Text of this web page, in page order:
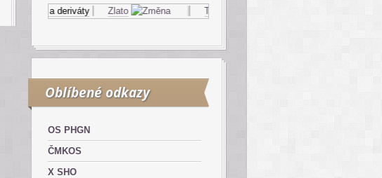
Komodity a deriváty Zlato Topný olej
Oblíbené odkazy
OS PHGN
ČMKOS
X SHO